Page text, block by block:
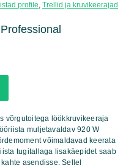
profile Trellid ja kruvikeerajad
võrgutoitega löökkruvikeeraja
muljetavaldav 920 W
võimaldavad keerata
tugitallaga lisakäepidet saab
asendisse. Sellel